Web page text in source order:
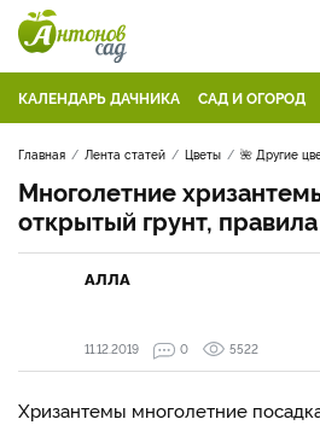
КАЛЕНДАРЬ ДАЧНИКА САД И ОГОРОД
Главная Лента статей Цветы 🌺 Другие
Многолетние
открытый грунт,
АЛЛА
11.12.2019
0 5522
Хризантемы многолетние